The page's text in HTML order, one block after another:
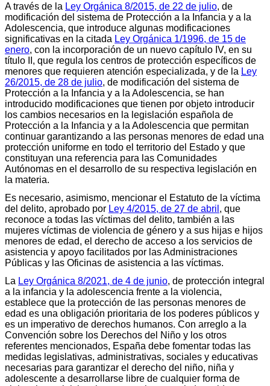
A través de la Ley Orgánica 8/2015, de 22 de julio, de
modificación del sistema de Protección a la Infancia y a la
Adolescencia, que introduce algunas modificaciones
significativas en la citada Ley Orgánica 1/1996, de 15 de
enero, con la incorporación de un nuevo capítulo IV, en su
título II, que regula los centros de protección específicos de
menores que requieren atención especializada, y de la Ley
26/2015, de 28 de julio, de modificación del sistema de
Protección a la Infancia y a la Adolescencia, se han
introducido modificaciones que tienen por objeto introducir
los cambios necesarios en la legislación española de
Protección a la Infancia y a la Adolescencia que permitan
continuar garantizando a las personas menores de edad una
protección uniforme en todo el territorio del Estado y que
constituyan una referencia para las Comunidades
Autónomas en el desarrollo de su respectiva legislación en
la materia.
Es necesario, asimismo, mencionar el Estatuto de la víctima
del delito, aprobado por Ley 4/2015, de 27 de abril , que
reconoce a todas las víctimas del delito, también a las
mujeres víctimas de violencia de género y a sus hijas e hijos
menores de edad, el derecho de acceso a los servicios de
asistencia y apoyo facilitados por las Administraciones
Públicas y las Oficinas de asistencia a las víctimas.
La Ley Orgánica 8/2021, de 4 de junio, de protección integral
a la infancia y la adolescencia frente a la violencia,
establece que la protección de las personas menores de
edad es una obligación prioritaria de los poderes públicos y
es un imperativo de derechos humanos. Con arreglo a la
Convención sobre los Derechos del Niño y los otros
referentes mencionados, España debe fomentar todas las
medidas legislativas, administrativas, sociales y educativas
necesarias para garantizar el derecho del niño, niña y
adolescente a desarrollarse libre de cualquier forma de